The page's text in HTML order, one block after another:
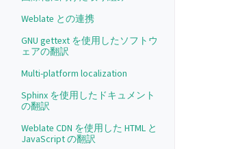
Weblate との連携
GNU gettext を使用したソフトウ
ェアの翻訳
Multi-platform localization
Sphinx を使用したドキュメント
の翻訳
Weblate CDN を使用した HTML と
JavaScript の翻訳